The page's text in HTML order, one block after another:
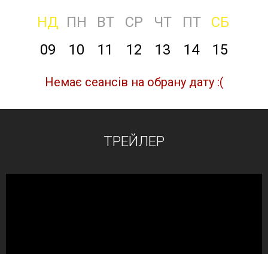
НД ПН ВТ СР ЧТ ПТ
СБ
09
10 11 12 13 14 15
Немає сеансів на обрану дату :(
ТРЕЙЛЕР